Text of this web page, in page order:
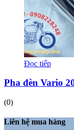
Đọc tiếp
Pha đèn Vario
(0)
Liên hệ mua hàng